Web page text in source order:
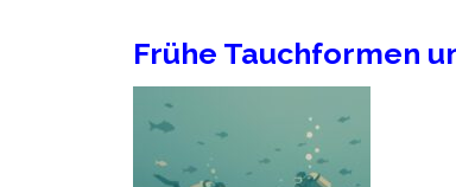
Frühe Tauchformen